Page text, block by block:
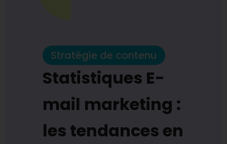
Stratégie de contenu
Statistiques E-
mail marketing :
les tendances en